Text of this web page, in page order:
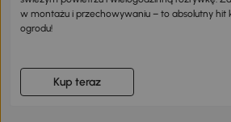
w montażu i przechowywaniu – to absolutny
ogrodu!
Kup teraz